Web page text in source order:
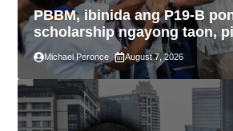
PBBM, ibinida ang P19-B
scholarship ngayong taon,
sa kasaysayan ng TESDA
Michael Peronce August 7, 2026